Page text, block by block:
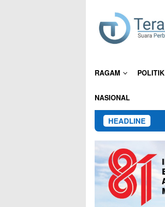
konten
RAGAM POLITIK
NASIONAL
HEADLINE